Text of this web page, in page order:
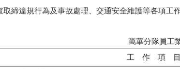
締違規行為及事故處理、交通安全維護等各項工作
萬華分隊員工
工 作 項 目